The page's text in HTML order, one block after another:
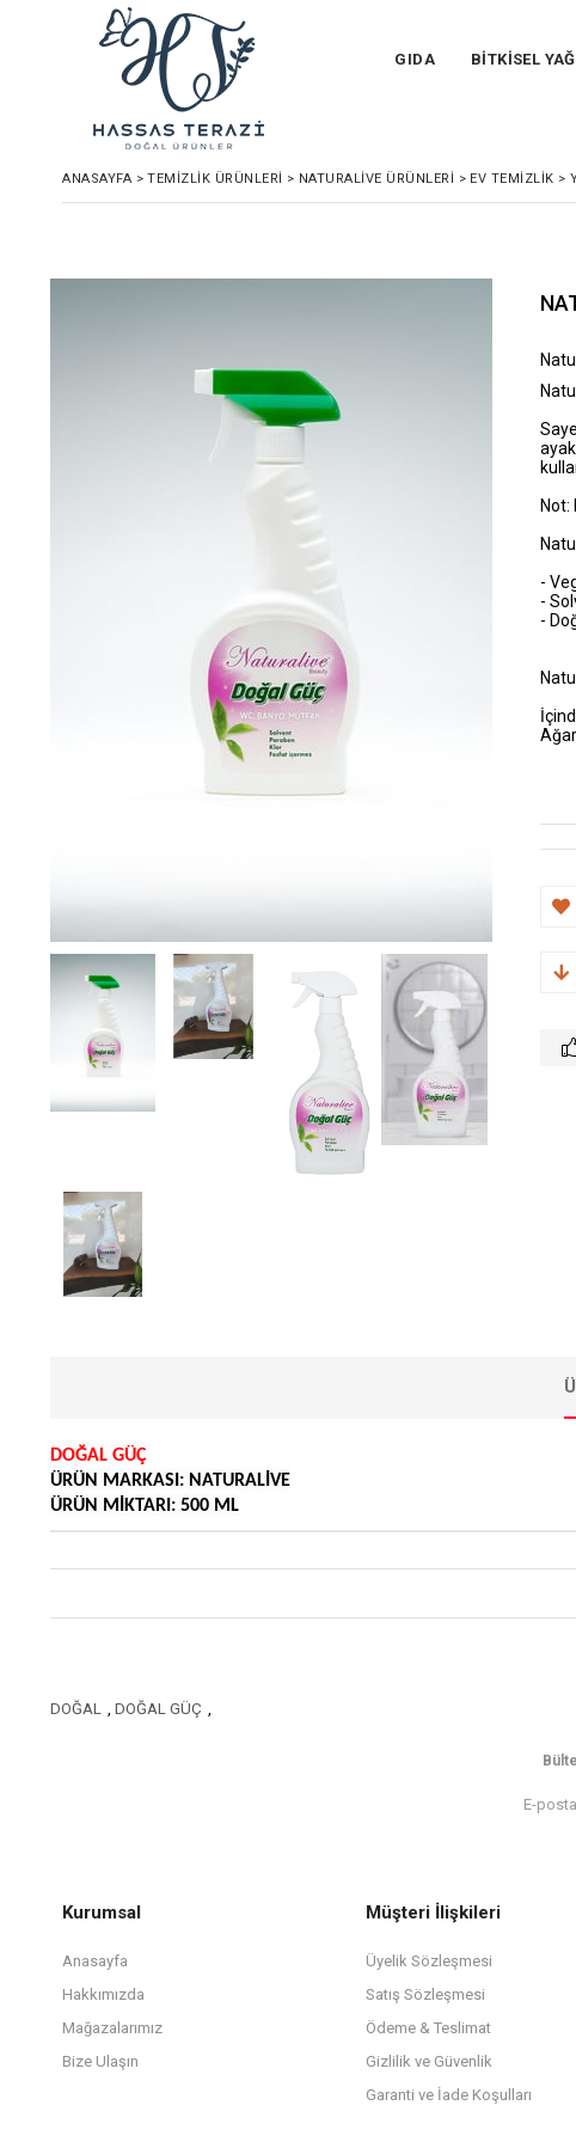
GIDA BİTKİSEL
ANASAYFA > TEMİZLİK ÜRÜNLERİ > NATURALIVE ÜRÜNLERI > EV TEMIZLIK >
Not:
-
-
-
DOĞAL GÜÇ
ÜRÜN MARKASI: NATURALİVE
ÜRÜN MİKTARI: 500 ML
DOĞAL
DOĞAL GÜÇ
Kurumsal
Anasayfa
Hakkımızda
Mağazalarımız
Bize Ulaşın
Müşteri İlişkileri
Üyelik Sözleşmesi
Satış Sözleşmesi
Ödeme & Teslimat
Gizlilik ve Güvenlik
Garanti ve İade Koşulları